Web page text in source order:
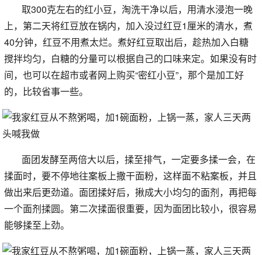
取300克左右的红小豆，淘洗干净以后，用清水浸泡一晚
上，第二天将红豆放在锅内，加入没过红豆1厘米的清水，煮
40分钟，红豆不用煮太烂。煮好红豆取出后，趁热加入白糖
搅拌均匀，白糖的分量可以根据自己的口味来定。如果没有时
间，也可以在超市或者网上购买“密红小豆”，那个是加工好
的，比较省事一些。
面团发酵至两倍大以后，揉至排气，一定要多揉一会，在
揉面时，要不停地往案板上撒干面粉，这样面不粘案板，并且
做出来后更劲道。面团揉好后，揪成大小均匀的面剂，再把每
一个面剂揉圆。第二次揉面很重要，因为面团比较小，很容易
能够揉至上劲。